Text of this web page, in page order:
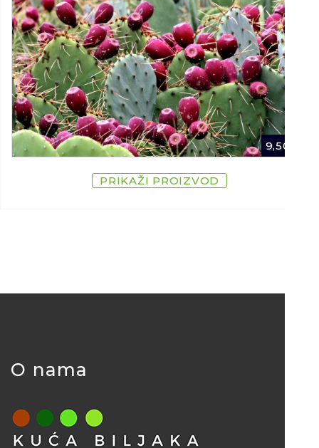
9,50
PRIKAŽI PROIZVOD
O nama